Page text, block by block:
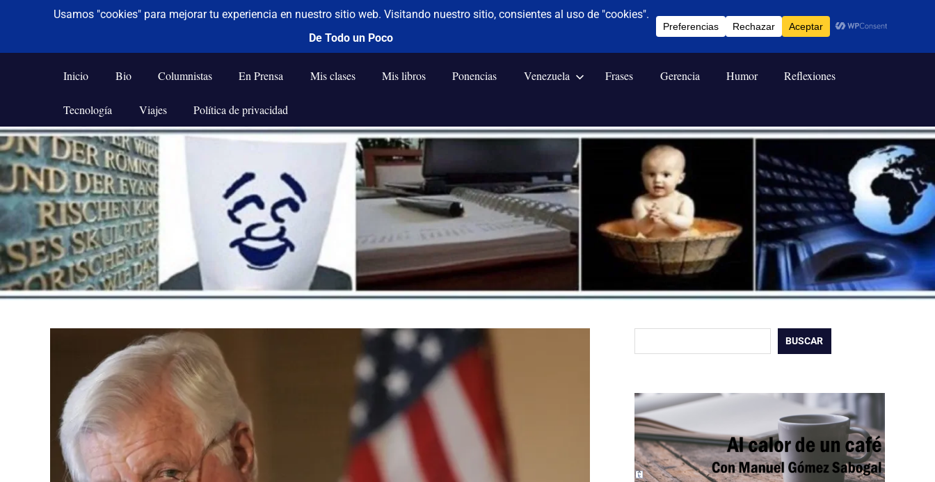
Saltar
al
contenido
De todo un poco
Frases,
Humor,
Tecnología
y
Viajes
Inicio Bio Columnistas En Prensa Mis clases Mis libros Ponencias Venezuela Frases Gerencia Humor Reflexiones
Tecnología Viajes Política de privacidad
BUSCAR